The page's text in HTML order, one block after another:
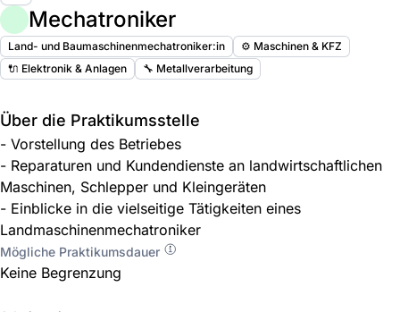
Mechatroniker
Land- und Baumaschinenmechatroniker:in
⚙️ Maschinen & KFZ
🔌 Elektronik & Anlagen
🔧 Metallverarbeitung
Über die Praktikumsstelle
- Vorstellung des Betriebes
- Reparaturen und Kundendienste an landwirtschaftlichen
Maschinen, Schlepper und Kleingeräten
- Einblicke in die vielseitige Tätigkeiten eines
Landmaschinenmechatroniker
Mögliche Praktikumsdauer
Keine Begrenzung